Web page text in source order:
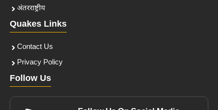
अंतरराष्ट्रीय
Quakes Links
Contact Us
Privacy Policy
Follow Us